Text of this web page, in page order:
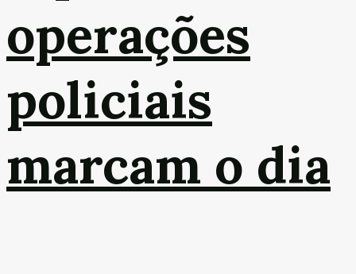
operações
policiais
marcam o dia